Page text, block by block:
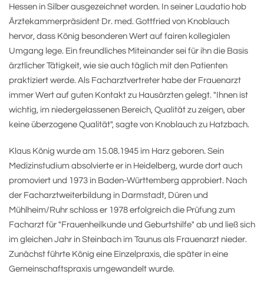
Hessen in Silber ausgezeichnet worden. In seiner Laudatio hob
Ärztekammerpräsident Dr. med. Gottfried von Knoblauch
hervor, dass König besonderen Wert auf fairen kollegialen
Umgang lege. Ein freundliches Miteinander sei für ihn die Basis
ärztlicher Tätigkeit, wie sie auch täglich mit den Patienten
praktiziert werde. Als Facharztvertreter habe der Frauenarzt
immer Wert auf guten Kontakt zu Hausärzten gelegt. "Ihnen ist
wichtig, im niedergelassenen Bereich, Qualität zu zeigen, aber
keine überzogene Qualität", sagte von Knoblauch zu Hatzbach.
Klaus König wurde am 15.08.1945 im Harz geboren. Sein
Medizinstudium absolvierte er in Heidelberg, wurde dort auch
promoviert und 1973 in Baden-Württemberg approbiert. Nach
der Facharztweiterbildung in Darmstadt, Düren und
Mühlheim/Ruhr schloss er 1978 erfolgreich die Prüfung zum
Facharzt für "Frauenheilkunde und Geburtshilfe" ab und ließ sich
im gleichen Jahr in Steinbach im Taunus als Frauenarzt nieder.
Zunächst führte König eine Einzelpraxis, die später in eine
Gemeinschaftspraxis umgewandelt wurde.